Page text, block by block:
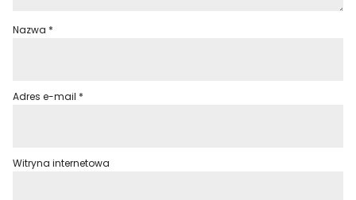
Nazwa *
Adres e-mail *
Witryna internetowa